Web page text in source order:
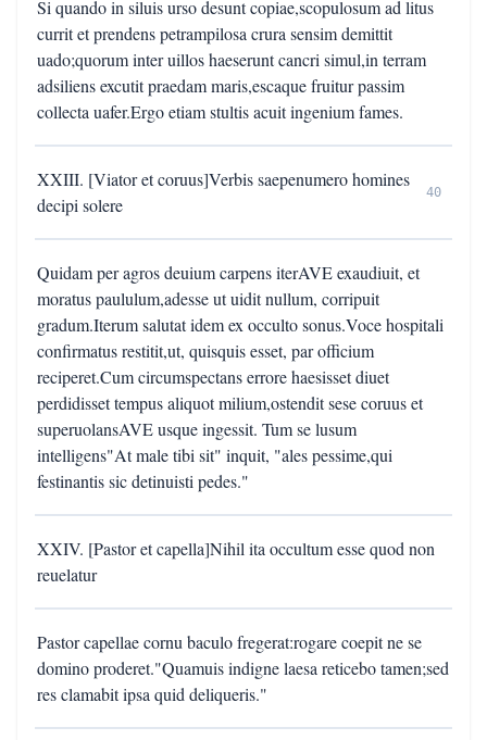
Si quando in siluis urso desunt copiae,scopulosum ad litus
currit et prendens petrampilosa crura sensim demittit
uado;quorum inter uillos haeserunt cancri simul,in terram
adsiliens excutit praedam maris,escaque fruitur passim
collecta uafer.Ergo etiam stultis acuit ingenium fames.
XXIII. [Viator et coruus]Verbis saepenumero homines
decipi solere
40
Quidam per agros deuium carpens iterAVE exaudiuit, et
moratus paululum,adesse ut uidit nullum, corripuit
gradum.Iterum salutat idem ex occulto sonus.Voce hospitali
confirmatus restitit,ut, quisquis esset, par officium
reciperet.Cum circumspectans errore haesisset diuet
perdidisset tempus aliquot milium,ostendit sese coruus et
superuolansAVE usque ingessit. Tum se lusum
intelligens"At male tibi sit" inquit, "ales pessime,qui
festinantis sic detinuisti pedes."
XXIV. [Pastor et capella]Nihil ita occultum esse quod non
reuelatur
Pastor capellae cornu baculo fregerat:rogare coepit ne se
domino proderet."Quamuis indigne laesa reticebo tamen;sed
res clamabit ipsa quid deliqueris."